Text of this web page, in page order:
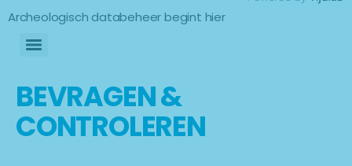
Archeologisch databeheer begint hier
BEVRAGEN &
CONTROLEREN